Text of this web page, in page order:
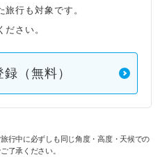
行も対象です。
さい。
（無料）
行中に必ずしも同じ角度・高度・天候での
了承ください。